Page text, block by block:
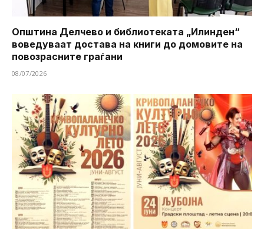
Општина Делчево и библиотеката „Илинден“
воведуваат достава на книги до домовите на
повозрасните граѓани
08/07/2026